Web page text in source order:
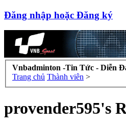
Đăng nhập hoặc Đăng ký
Vnbadminton -Tin Tức - Diễn
Trang chủ Thành viên >
provender595's